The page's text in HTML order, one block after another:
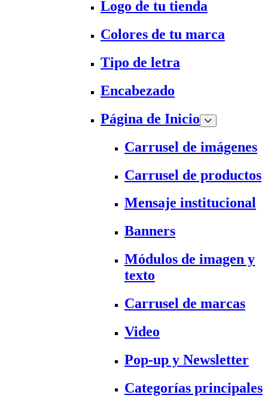
Logo de tu tienda
Colores de tu marca
Tipo de letra
Encabezado
Página de Inicio
Carrusel de imágenes
Carrusel de productos
Mensaje institucional
Banners
Módulos de imagen y
texto
Carrusel de marcas
Video
Pop-up y Newsletter
Categorías principales